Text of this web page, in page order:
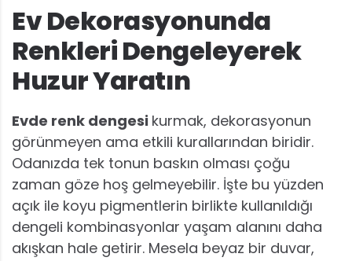
Ev Dekorasyonunda
Renkleri Dengeleyerek
Huzur Yaratın
Evde renk dengesi kurmak, dekorasyonun
görünmeyen ama etkili kurallarından biridir.
Odanızda tek tonun baskın olması çoğu
zaman göze hoş gelmeyebilir. İşte bu yüzden
açık ile koyu pigmentlerin birlikte kullanıldığı
dengeli kombinasyonlar yaşam alanını daha
akışkan hale getirir. Mesela beyaz bir duvar,